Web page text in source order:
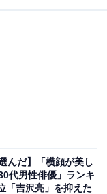
ら』や『SING/
ます。登場人物
敵ですが、近
し低めで落ち
んだ】「横顔が美し
代男性俳優」ランキ
「吉沢亮」を抑えた